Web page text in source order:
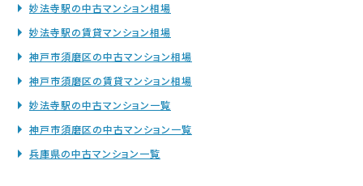
妙法寺駅の中古マンション相場
妙法寺駅の賃貸マンション相場
神戸市須磨区の中古マンション相場
神戸市須磨区の賃貸マンション相場
妙法寺駅の中古マンション一覧
神戸市須磨区の中古マンション一覧
兵庫県の中古マンション一覧